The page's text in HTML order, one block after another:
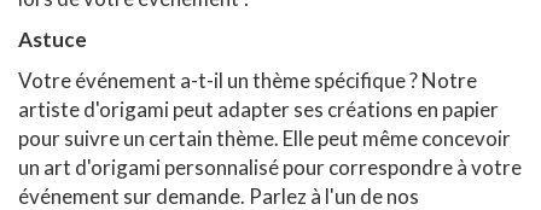
Astuce
Votre événement a-t-il un thème spécifique ? Notre
artiste d'origami peut adapter ses créations en papier
pour suivre un certain thème. Elle peut même concevoir
un art d'origami personnalisé pour correspondre à votre
événement sur demande. Parlez à l'un de nos